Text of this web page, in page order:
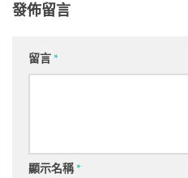
發佈留言
留言*
顯示名稱*